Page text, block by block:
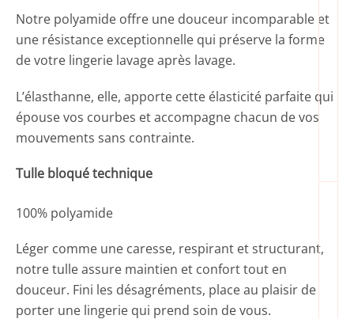
Notre polyamide offre une douceur incomparable et
une résistance exceptionnelle qui préserve la forme
de votre lingerie lavage après lavage.
L’élasthanne, elle, apporte cette élasticité parfaite qui
épouse vos courbes et accompagne chacun de vos
mouvements sans contrainte.
Tulle bloqué technique
100% polyamide
Léger comme une caresse, respirant et structurant,
notre tulle assure maintien et confort tout en
douceur. Fini les désagréments, place au plaisir de
porter une lingerie qui prend soin de vous.